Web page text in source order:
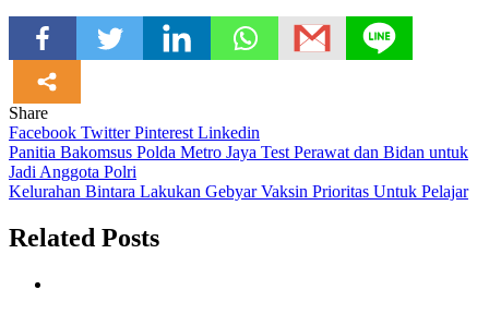
Share
Facebook TwitterPinterest Linkedin
Navigasi
pos
Panitia Bakomsus Polda Metro Jaya Test Perawat dan Bidan untuk
Jadi Anggota Polri
Kelurahan Bintara Lakukan Gebyar Vaksin Prioritas Untuk Pelajar
Related Posts